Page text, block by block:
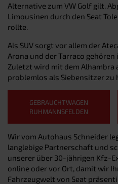
Alternative zum VW Golf gilt.
Limousinen durch den Seat
rollte.
Als SUV sorgt vor allem der
Arona und der Tarraco
Zuletzt wird mit dem Alhambra
problemlos als Siebensitzer zu
GEBRAUCHTWAGEN
RUHMANNSFELDEN
Wir vom Autohaus Schneider
langlebige Partnerschaft und
unserer über 30-jährigen Kfz-
online oder vor Ort, damit wir
Fahrzeugwelt von Seat